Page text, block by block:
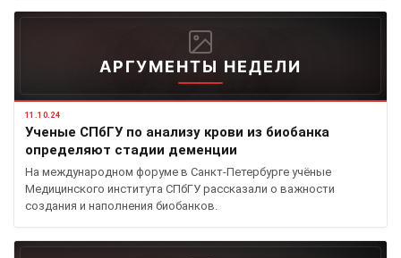
АРГУМЕНТЫ НЕДЕЛИ
11.10.24
Ученые СПбГУ по анализу крови из биобанка
определяют стадии деменции
На международном форуме в Санкт-Петербурге учёные
Медицинского института СПбГУ рассказали о важности
создания и наполнения биобанков.